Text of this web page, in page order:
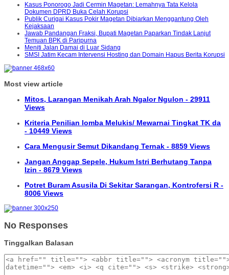
Kasus Ponorogo Jadi Cermin Magetan: Lemahnya Tata Kelola
Dokumen DPRD Buka Celah Korupsi
Publik Curigai Kasus Pokir Magetan Dibiarkan Menggantung Oleh
Kejaksaan
Jawab Pandangan Fraksi, Bupati Magetan Paparkan Tindak Lanjut
Temuan BPK di Paripurna
Meniti Jalan Damai di Luar Sidang
SMSI Jatim Kecam Intervensi Hosting dan Domain Hapus Berita Korupsi
Most view article
Mitos, Larangan Menikah Arah Ngalor Ngulon - 29911
Views
Kriteria Penilian lomba Melukis/ Mewarnai Tingkat TK da
- 10449 Views
Cara Mengusir Semut Dikandang Ternak - 8859 Views
Jangan Anggap Sepele, Hukum Istri Berhutang Tanpa
Izin - 8679 Views
Potret Buram Asusila Di Sekitar Sarangan, Kontrofersi R -
8006 Views
No Responses
Tinggalkan Balasan